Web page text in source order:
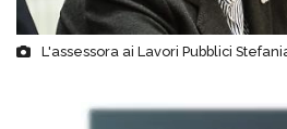
L'assessora ai Lavori Pubblici